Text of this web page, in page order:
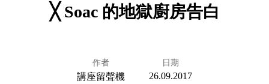
╳ Soac 的地獄廚房告白
作者
講座留聲機
日期
26.09.2017